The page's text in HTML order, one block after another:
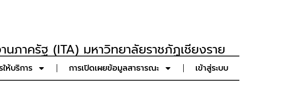
นภาครัฐ (ITA) มหาวิทยาลัยราชภัฏเชียงราย
ห้บริการ การเปิดเผยข้อมูลสาธารณะ เข้าสู่ระบบ